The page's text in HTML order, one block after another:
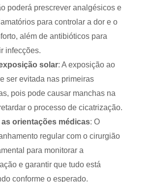
poderá prescrever analgésicos e
para controlar a dor e o
além de antibióticos para
infecções.
solar: A exposição ao
ser evitada nas primeiras
pois pode causar manchas na
o processo de cicatrização.
orientações médicas: O
regular com o cirurgião
para monitorar a
e garantir que tudo está
conforme o esperado.